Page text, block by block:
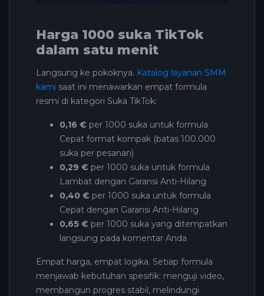
Harga 1000 suka TikTok
dalam satu menit
Langsung ke pokoknya. Katalog layanan SMM
kami saat ini menawarkan empat formula
resmi di kategori Suka TikTok:
0,16 € per 1000 suka untuk formula
Cepat format kompak (batas 100.000
suka per pesanan)
0,29 € per 1000 suka untuk formula
Lambat dengan Garansi Anti-Hilang
0,40 € per 1000 suka untuk formula
Cepat dengan Garansi Anti-Hilang
0,65 € per 1000 suka yang ditempatkan
langsung pada komentar Anda
Empat harga, empat logika. Setiap formula
menjawab kebutuhan spesifik: menguji video,
membangun progres stabil, melindungi